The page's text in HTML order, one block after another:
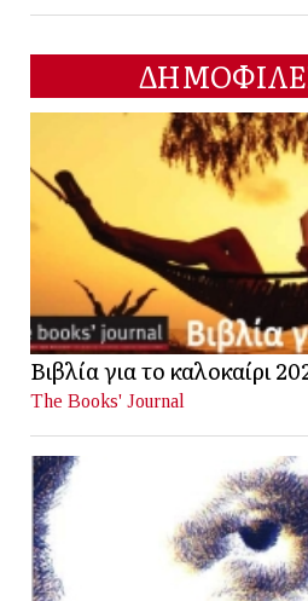
Βιβλία για το καλοκαίρι
The Books' Journal